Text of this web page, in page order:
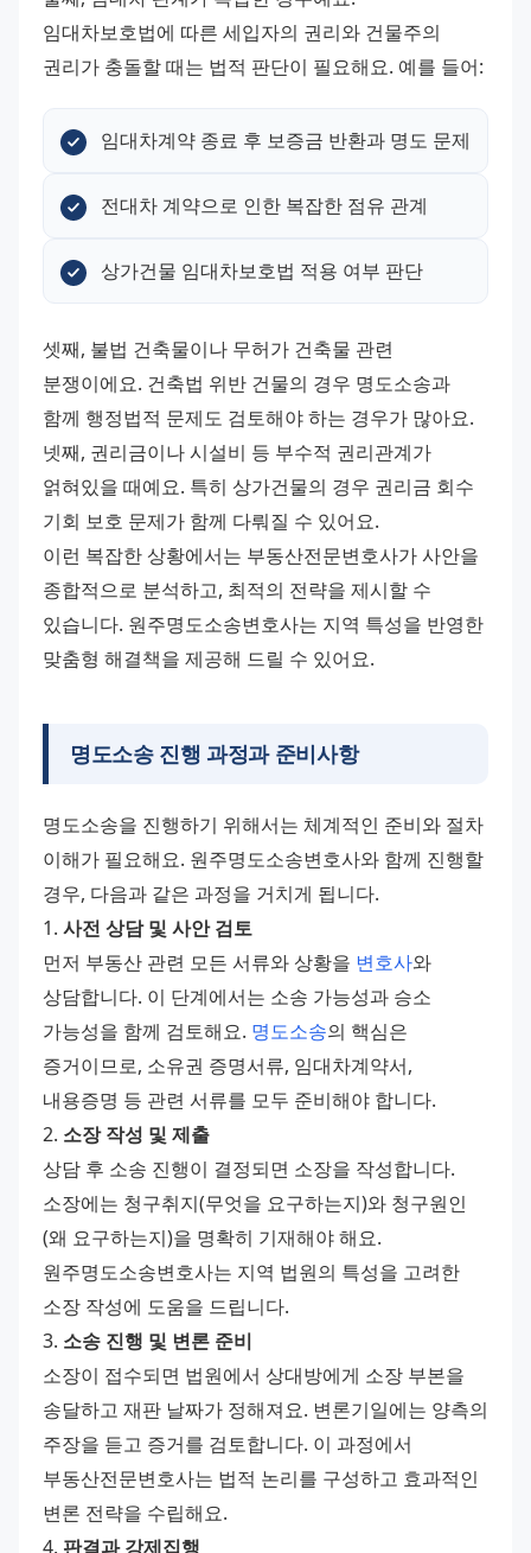
임대차보호법에 따른 세입자의 권리와 건물주의
권리가 충돌할 때는 법적 판단이 필요해요. 예를 들어:
임대차계약 종료 후 보증금 반환과 명도 문제
전대차 계약으로 인한 복잡한 점유 관계
상가건물 임대차보호법 적용 여부 판단
셋째, 불법 건축물이나 무허가 건축물 관련
분쟁이에요. 건축법 위반 건물의 경우 명도소송과
함께 행정법적 문제도 검토해야 하는 경우가 많아요.
넷째, 권리금이나 시설비 등 부수적 권리관계가
얽혀있을 때예요. 특히 상가건물의 경우 권리금 회수
기회 보호 문제가 함께 다뤄질 수 있어요.
이런 복잡한 상황에서는 부동산전문변호사가 사안을
종합적으로 분석하고, 최적의 전략을 제시할 수
있습니다. 원주명도소송변호사는 지역 특성을 반영한
맞춤형 해결책을 제공해 드릴 수 있어요.
명도소송 진행 과정과 준비사항
명도소송을 진행하기 위해서는 체계적인 준비와 절차
이해가 필요해요. 원주명도소송변호사와 함께 진행할
경우, 다음과 같은 과정을 거치게 됩니다.
1. 사전 상담 및 사안 검토
먼저 부동산 관련 모든 서류와 상황을 변호사와
상담합니다. 이 단계에서는 소송 가능성과 승소
가능성을 함께 검토해요. 명도소송의 핵심은
증거이므로, 소유권 증명서류, 임대차계약서,
내용증명 등 관련 서류를 모두 준비해야 합니다.
2. 소장 작성 및 제출
상담 후 소송 진행이 결정되면 소장을 작성합니다.
소장에는 청구취지(무엇을 요구하는지)와 청구원인
(왜 요구하는지)을 명확히 기재해야 해요.
원주명도소송변호사는 지역 법원의 특성을 고려한
소장 작성에 도움을 드립니다.
3. 소송 진행 및 변론 준비
소장이 접수되면 법원에서 상대방에게 소장 부본을
송달하고 재판 날짜가 정해져요. 변론기일에는 양측의
주장을 듣고 증거를 검토합니다. 이 과정에서
부동산전문변호사는 법적 논리를 구성하고 효과적인
변론 전략을 수립해요.
4. 판결과 강제집행